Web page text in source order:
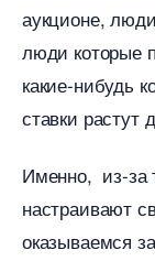
аукционе,
люди которые
какие-нибудь
ставки растут
Именно, из-за
настраивают
оказываемся